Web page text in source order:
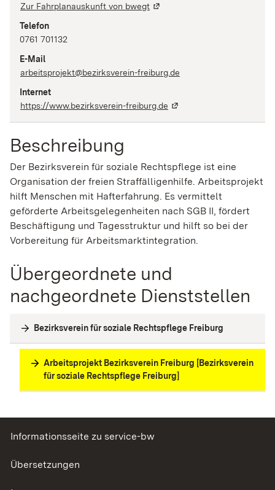
Zur Fahrplanauskunft von bwegt
Telefon
0761 701132
E-Mail
arbeitsprojekt@bezirksverein-freiburg.de
Internet
https://www.bezirksverein-freiburg.de
Beschreibung
Der Bezirksverein für soziale Rechtspflege ist eine
Organisation der freien Straffälligenhilfe. Arbeitsprojekt
hilft Menschen mit Hafterfahrung. Es vermittelt
geförderte Arbeitsgelegenheiten nach SGB II, fördert
Beschäftigung und Tagesstruktur und hilft so bei der
Vorbereitung für Arbeitsmarktintegration.
Übergeordnete und
nachgeordnete Dienststellen
Bezirksverein für soziale Rechtspflege Freiburg
Arbeitsprojekt Bezirksverein Freiburg [Bezirksverein
für soziale Rechtspflege Freiburg]
Informationsseite zu service-bw
Übersetzungen